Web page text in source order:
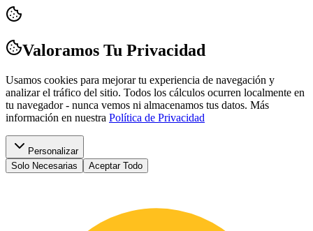
Valoramos Tu Privacidad
Usamos cookies para mejorar tu experiencia de navegación y
analizar el tráfico del sitio. Todos los cálculos ocurren localmente en
tu navegador - nunca vemos ni almacenamos tus datos. Más
información en nuestra Política de Privacidad
Personalizar
Solo Necesarias
Aceptar Todo